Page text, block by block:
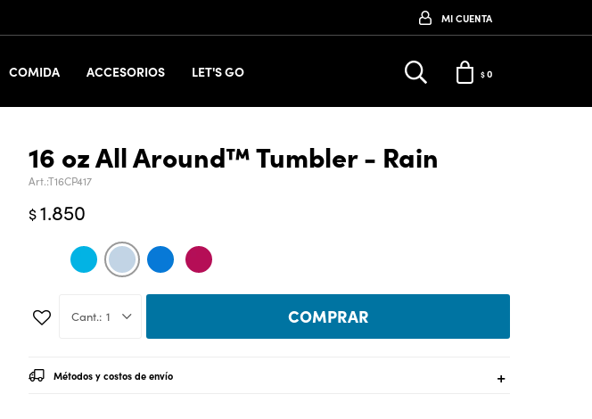
COMIDA ACCESORIOS LET'S GO $0
16 oz All Around™ Tumbler - Rain
T16CP417
$1.850
1 COMPRAR
Métodos y costos de envío